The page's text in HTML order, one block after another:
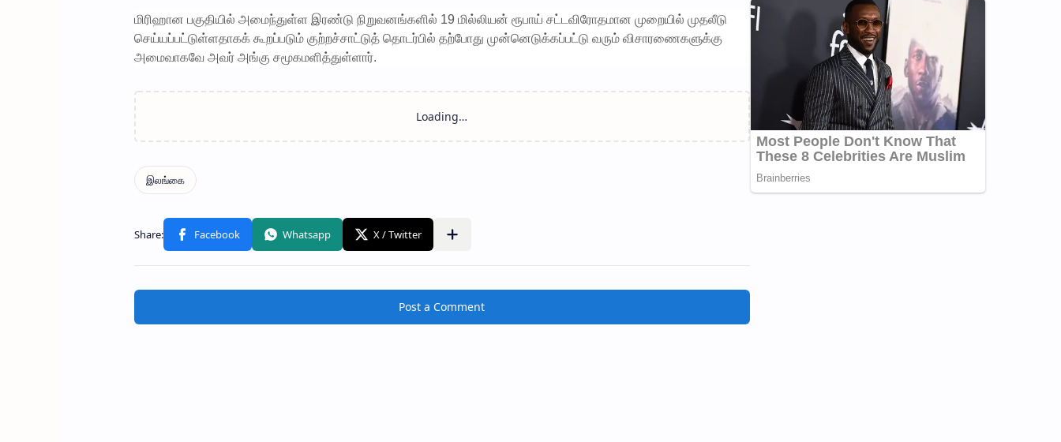
மிரிஹான பகுதியில் அமைந்துள்ள இரண்டு நிறுவனங்களில் 19 மில்லியன் ரூபாய் சட்டவிரோதமான முறையில் முதலீடு
செய்யப்பட்டுள்ளதாகக் கூறப்படும் குற்றச்சாட்டுத் தொடர்பில் தற்போது முன்னெடுக்கப்பட்டு வரும் விசாரணைகளுக்கு
அமைவாகவே அவர் அங்கு சமூகமளித்துள்ளார்.
Post a Comment